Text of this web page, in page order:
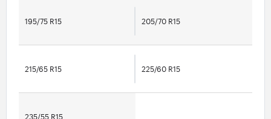
195/75 R15 205/70 R15
215/65 R15 225/60 R15
235/55 R15